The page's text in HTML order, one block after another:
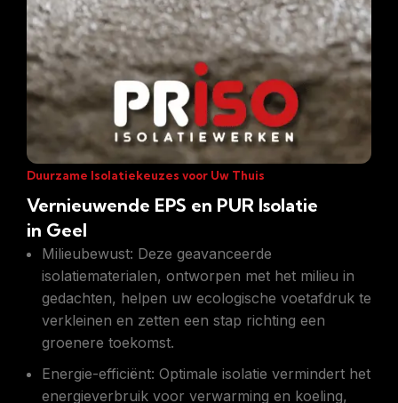
Duurzame Isolatiekeuzes voor Uw Thuis
Vernieuwende EPS en PUR Isolatie
in Geel
Milieubewust: Deze geavanceerde
isolatiematerialen, ontworpen met het milieu in
gedachten, helpen uw ecologische voetafdruk te
verkleinen en zetten een stap richting een
groenere toekomst.
Energie-efficiënt: Optimale isolatie vermindert het
energieverbruik voor verwarming en koeling,